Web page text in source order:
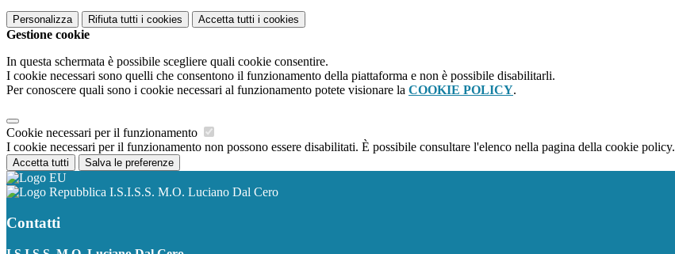
Personalizza Rifiuta tutti i cookies Accetta tutti i cookies
Gestione cookie
In questa schermata è possibile scegliere quali cookie consentire.
I cookie necessari sono quelli che consentono il funzionamento della piattaforma e non è possibile disabilitarli.
Per conoscere quali sono i cookie necessari al funzionamento potete visionare la COOKIE POLICY.
Cookie necessari per il funzionamento
I cookie necessari per il funzionamento non possono essere disabilitati. È possibile consultare l'elenco nella pagina della cookie policy.
Accetta tutti Salva le preferenze
I.S.I.S.S. M.O. Luciano Dal Cero
Contatti